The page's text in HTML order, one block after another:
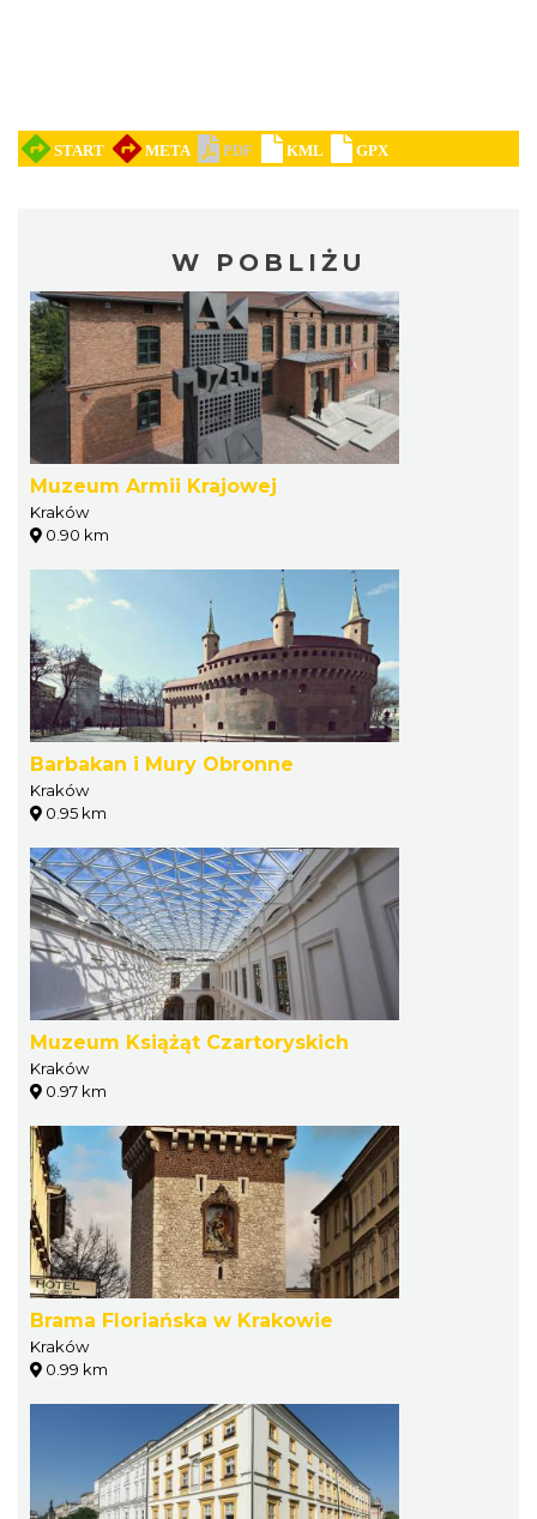
W POBLIŻU
Muzeum Armii Krajowej
Kraków
0.90 km
Barbakan i Mury Obronne
Kraków
0.95 km
Muzeum Książąt Czartoryskich
Kraków
0.97 km
Brama Floriańska w Krakowie
Kraków
0.99 km